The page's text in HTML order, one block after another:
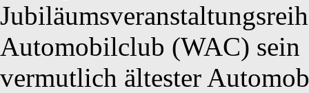
Automobilclub (WAC) sein
vermutlich ältester